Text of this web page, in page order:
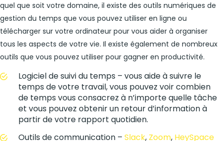
quel que soit votre domaine, il existe des outils numériques de
gestion du temps que vous pouvez utiliser en ligne ou
télécharger sur votre ordinateur pour vous aider à organiser
tous les aspects de votre vie. Il existe également de nombreux
outils que vous pouvez utiliser pour gagner en productivité.
Logiciel de suivi du temps – vous aide à suivre le
temps de votre travail, vous pouvez voir combien
de temps vous consacrez à n’importe quelle tâche
et vous pouvez obtenir un retour d’information à
partir de votre rapport quotidien.
Outils de communication – Slack, Zoom, HeySpace